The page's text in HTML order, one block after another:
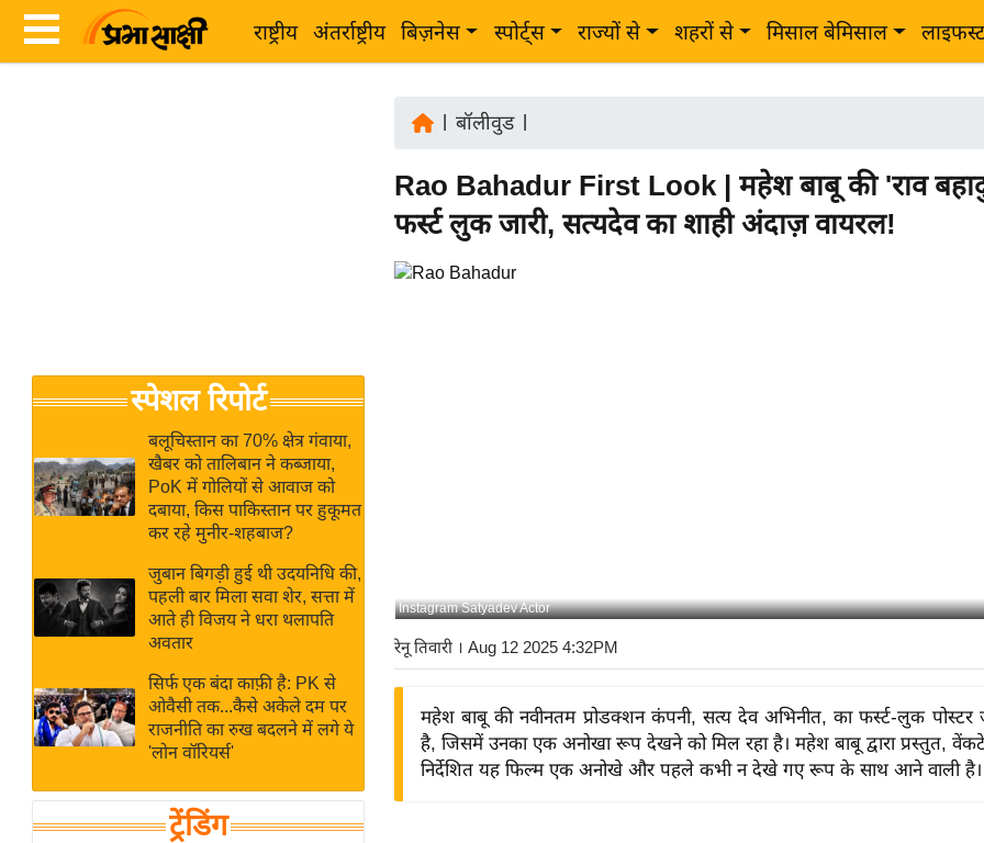
राष्ट्रीय अंतर्राष्ट्रीय बिज़नेस स्पोर्ट्स राज्यों से शहरों से मिसाल बेमिसाल
Breaking
News in
Hindi
Hindi
Videos
जगत
राय
बजट
IPL
2026
ई-पेपर
मिसाल बेमिसाल
शख्सियत
यंग इंडिया
साहित्य जगत
स्पेशल रिपोर्ट
बलूचिस्तान का 70% क्षेत्र गंवाया,
खैबर को तालिबान ने कब्जाया,
PoK में गोलियों से आवाज को
दबाया, किस पाकिस्तान पर हुकूमत
कर रहे मुनीर-शहबाज?
जुबान बिगड़ी हुई थी उदयनिधि की,
पहली बार मिला सवा शेर, सत्ता में
आते ही विजय ने धरा थलापति
अवतार
सिर्फ एक बंदा काफ़ी है: PK से
ओवैसी तक...कैसे अकेले दम पर
राजनीति का रुख बदलने में लगे ये
'लोन वॉरियर्स'
ट्रेंडिंग
बॉलीवुड|
Rao Bahadur First Look | महेश बाबू की 'राव
फर्स्ट लुक जारी, सत्यदेव का शाही अंदाज़ वायरल!
Instagram Satyadev Actor
रेनू तिवारी । Aug 12 2025 4:32PM
महेश बाबू की नवीनतम प्रोडक्शन कंपनी, सत्य देव अभिनीत, का फर्स्ट-लुक पोस्टर
है, जिसमें उनका एक अनोखा रूप देखने को मिल रहा है। महेश बाबू द्वारा प्रस्तुत,
निर्देशित यह फिल्म एक अनोखे और पहले कभी न देखे गए रूप के साथ आने वाली है।